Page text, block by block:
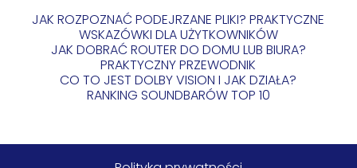
JAK ROZPOZNAĆ PODEJRZANE PLIKI? PRAKTYCZNE
WSKAZÓWKI DLA UŻYTKOWNIKÓW
JAK DOBRAĆ ROUTER DO DOMU LUB BIURA?
PRAKTYCZNY PRZEWODNIK
CO TO JEST DOLBY VISION I JAK DZIAŁA?
RANKING SOUNDBARÓW TOP 10